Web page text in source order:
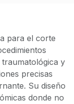
para el corte
y
precisas
Su diseño
donde no